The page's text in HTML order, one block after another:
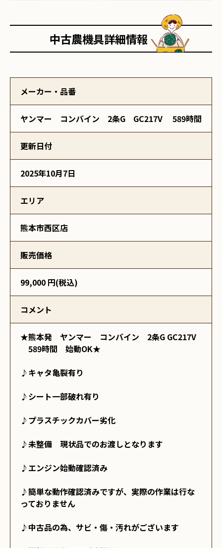
中古農機具詳細情報
メーカー・品番
ヤンマー コンバイン 2条G GC217V 589時間
更新日付
2025年10月7日
エリア
熊本市西区店
販売価格
99,000 円(税込)
コメント
★熊本発　ヤンマー　コンバイン　2条G GC217V
589時間　始動OK★
♪キャタ亀裂有り
♪シート一部破れ有り
♪プラスチックカバー劣化
♪未整備　現状品でのお渡しとなります
♪エンジン始動確認済み
♪簡単な動作確認済みですが、実際の作業は行な
っておりません
♪中古品の為、サビ・傷・汚れがございます